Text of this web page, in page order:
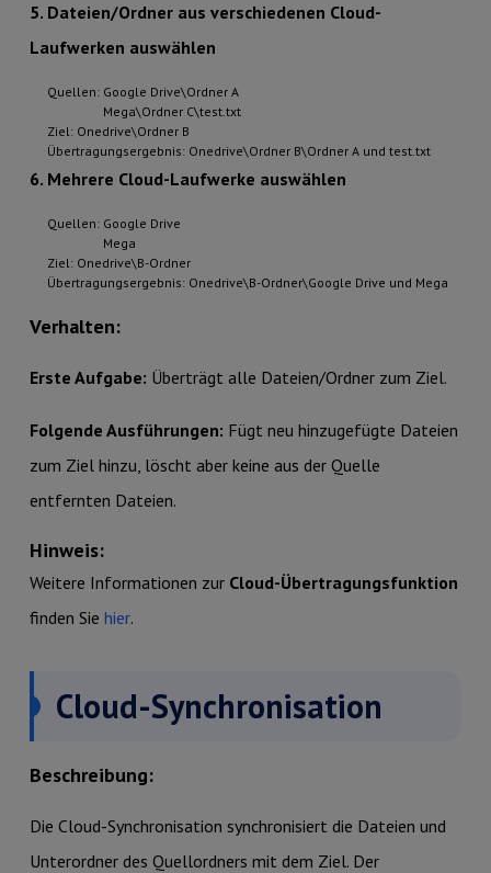
5. Dateien/Ordner aus verschiedenen Cloud-
Laufwerken auswählen
Quellen: Google Drive\Ordner A
Mega\Ordner C\test.txt
Ziel: Onedrive\Ordner B
Übertragungsergebnis: Onedrive\Ordner B\Ordner A und test.txt
6. Mehrere Cloud-Laufwerke auswählen
Quellen: Google Drive
Mega
Ziel: Onedrive\B-Ordner
Übertragungsergebnis: Onedrive\B-Ordner\Google Drive und Mega
Verhalten:
Erste Aufgabe: Überträgt alle Dateien/Ordner zum Ziel.
Folgende Ausführungen: Fügt neu hinzugefügte Dateien
zum Ziel hinzu, löscht aber keine aus der Quelle
entfernten Dateien.
Hinweis:
Weitere Informationen zur Cloud-Übertragungsfunktion
finden Sie hier.
Cloud-Synchronisation
Beschreibung:
Die Cloud-Synchronisation synchronisiert die Dateien und
Unterordner des Quellordners mit dem Ziel. Der